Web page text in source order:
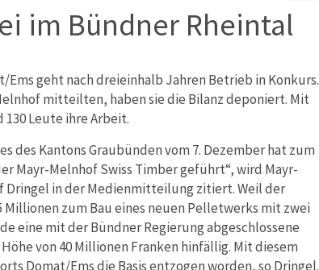
im Bündner Rheintal
Ems geht nach dreieinhalb Jahren Betrieb in Konkurs.
mitteilten, haben sie die Bilanz deponiert. Mit
Leute ihre Arbeit.
des Kantons Graubünden vom 7. Dezember hat zum
Mayr-Melnhof Swiss Timber geführt“, wird Mayr-
Dringel in der Medienmitteilung zitiert. Weil der
Millionen zum Bau eines neuen Pelletwerks mit zwei
eine mit der Bündner Regierung abgeschlossene
von 40 Millionen Franken hinfällig. Mit diesem
Domat/Ems die Basis entzogen worden, so Dringel.